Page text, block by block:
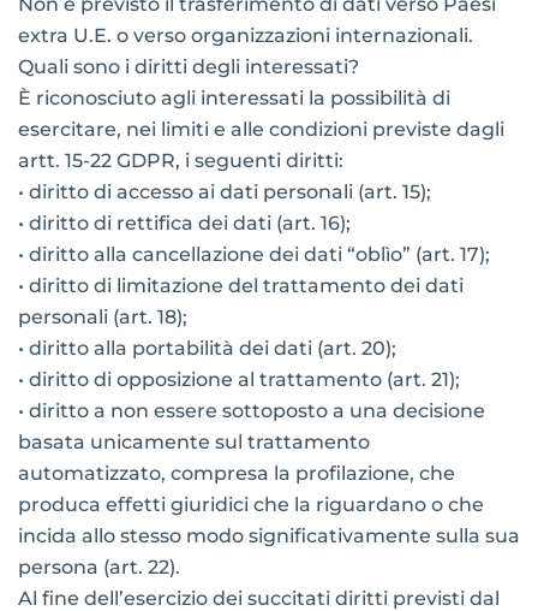
extra U.E. o verso organizzazioni internazionali.
Quali sono i diritti degli interessati?
È riconosciuto agli interessati la possibilità di
esercitare, nei limiti e alle condizioni previste dagli
artt. 15-22 GDPR, i seguenti diritti:
• diritto di accesso ai dati personali (art. 15);
• diritto di rettifica dei dati (art. 16);
• diritto alla cancellazione dei dati “oblìo” (art. 17);
• diritto di limitazione del trattamento dei dati
personali (art. 18);
• diritto alla portabilità dei dati (art. 20);
• diritto di opposizione al trattamento (art. 21);
• diritto a non essere sottoposto a una decisione
basata unicamente sul trattamento
automatizzato, compresa la profilazione, che
produca effetti giuridici che la riguardano o che
incida allo stesso modo significativamente sulla sua
persona (art. 22).
Al fine dell’esercizio dei succitati diritti previsti dal